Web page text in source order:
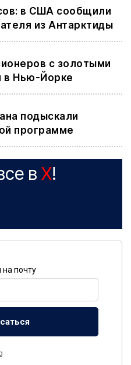
в США сообщили
из Антарктиды
с золотыми
в Нью-Йорке
подыскали
программе
в X!